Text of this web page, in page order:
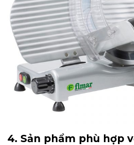
4. Sản phẩm phù hợp